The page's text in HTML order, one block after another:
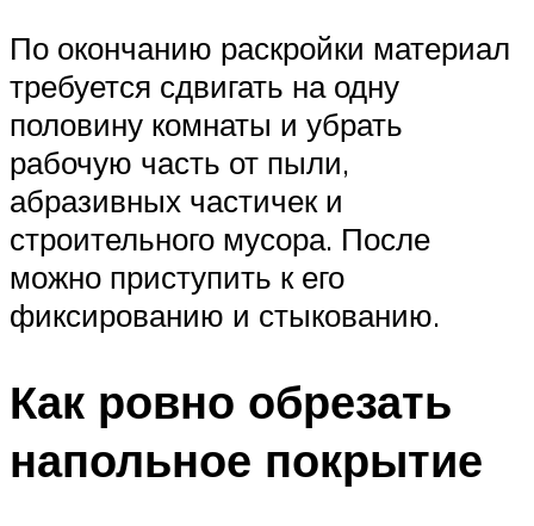
По окончанию раскройки материал
требуется сдвигать на одну
половину комнаты и убрать
рабочую часть от пыли,
абразивных частичек и
строительного мусора. После
можно приступить к его
фиксированию и стыкованию.
Как ровно обрезать
напольное покрытие